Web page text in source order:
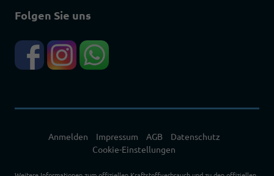
Folgen Sie uns
Anmelden Impressum AGB
Datenschutz
Cookie-Einstellungen